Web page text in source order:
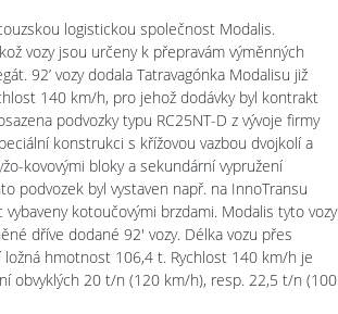
logistickou společnost Modalis.
vozy jsou určeny k přepravám výměnných
92’ vozy dodala Tatravagónka Modalisu již
140 km/h, pro jehož dodávky byl kontrakt
podvozky typu RC25NT-D z vývoje firmy
konstrukci s křížovou vazbou dvojkolí a
kovovými bloky a sekundární vypružení
podvozek byl vystaven např. na InnoTransu
kotoučovými brzdami. Modalis tyto vozy
dříve dodané 92' vozy. Délka vozu přes
hmotnost 106,4 t. Rychlost 140 km/h je
obvyklých 20 t/n (120 km/h), resp. 22,5 t/n (100